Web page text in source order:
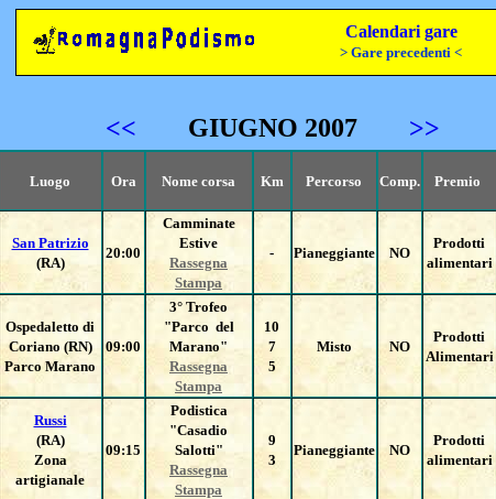
Calendari gare
> Gare precedenti <
<< GIUGNO 2007 >>
Luogo Ora Nome corsa Km Percorso Comp. Premio
San Patrizio
(RA)
20:00
Camminate
Estive
Rassegna
Stampa
- Pianeggiante NO
Prodotti
alimentari
Ospedaletto di
Coriano (RN)
Parco Marano
09:00
3° Trofeo
"Parco del
Marano"
Rassegna
Stampa
10
7
5
Misto NO
Prodotti
Alimentari
Russi
(RA)
Zona
artigianale
09:15
Podistica
"Casadio
Salotti"
Rassegna
Stampa
9
3
Pianeggiante NO
Prodotti
alimentari